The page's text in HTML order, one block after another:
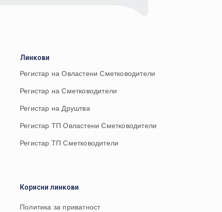
Линкови
Регистар на Овластени Сметководители
Регистар на Сметководители
Регистар на Друштва
Регистар ТП Овластени Сметководители
Регистар ТП Сметководители
Корисни линкови
Политика за приватност